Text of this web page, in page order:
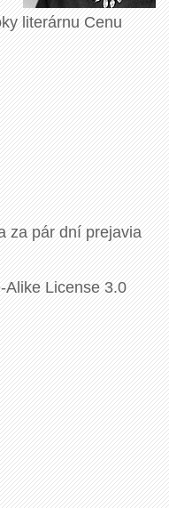
literárnu Cenu
za pár dní prejavia
License 3.0